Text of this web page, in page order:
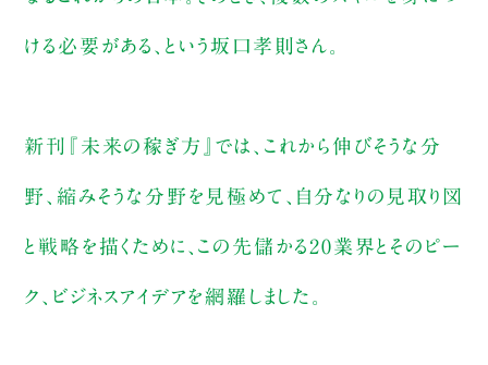
ける必要がある、という坂口孝則さん。
新刊『未来の稼ぎ方』では、これから伸びそうな分
野、縮みそうな分野を見極めて、自分なりの見取り図
と戦略を描くために、この先儲かる20業界とそのピー
ク、ビジネスアイデアを網羅しました。